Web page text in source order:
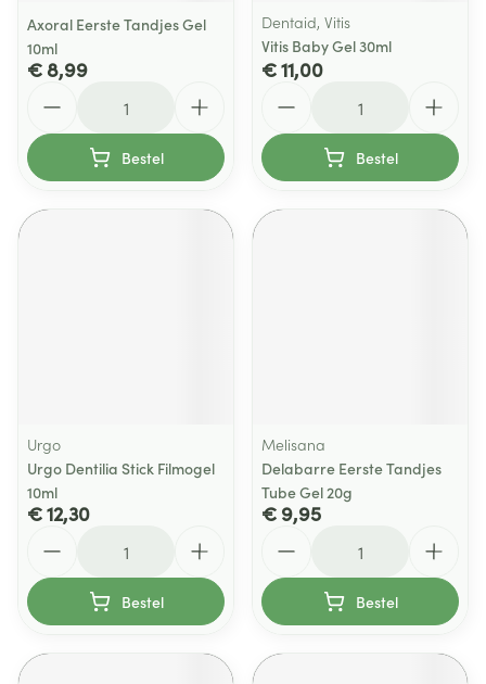
Axoral Eerste Tandjes Gel
10ml
€ 8,99
Bestel
Dentaid, Vitis
Vitis Baby Gel 30ml
€ 11,00
Bestel
Urgo
Urgo Dentilia Stick Filmogel
10ml
€ 12,30
Bestel
Melisana
Delabarre Eerste Tandjes
Tube Gel 20g
€ 9,95
Bestel